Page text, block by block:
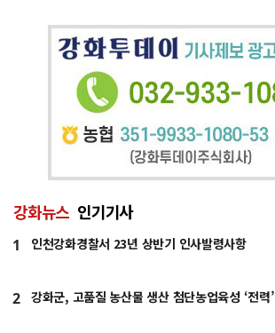
강화뉴스 인기기사
1 인천강화경찰서 23년 상반기 인사발령사항
2 강화군, 고품질 농산물 생산 첨단농업육성 ‘전력’